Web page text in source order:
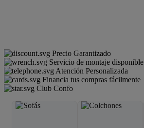
Precio Garantizado
Servicio de montaje disponible
Atención Personalizada
Financia tus compras fácilmente
Club Confo